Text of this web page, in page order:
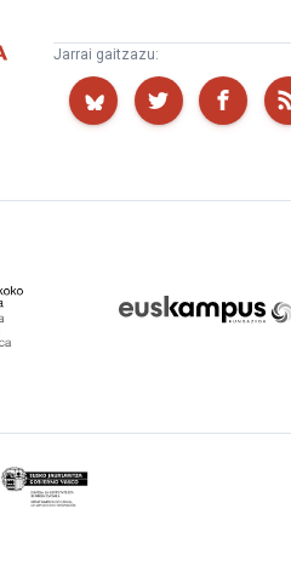
Jarrai gaitzazu:
Eusko
Jaurlaritza